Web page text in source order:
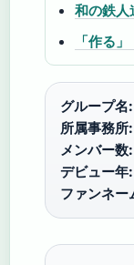
和の鉄人
「作る
グループ名:
所属事務所:
メンバー数:
デビュー年:
ファンネー